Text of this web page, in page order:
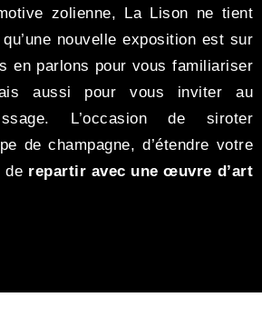
zolienne, La Lison ne tient
nouvelle exposition est sur
en parlons pour vous familiariser
aussi pour vous inviter au
L’occasion de siroter
de champagne, d’étendre votre
de repartir avec une œuvre d’art